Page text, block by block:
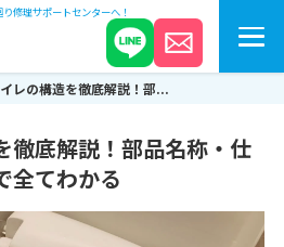
修理サポートセンターへ！
レの構造を徹底解説！部...
徹底解説！部品名称・仕
全てわかる